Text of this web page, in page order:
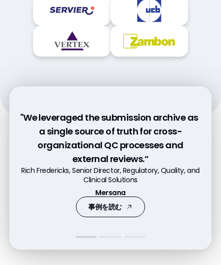
"We leveraged the submission archive as
a single source of truth for cross-
organizational QC processes and
external reviews.”
Rich Fredericks, Senior Director, Regulatory, Quality, and
Clinical Solutions
Mersana
事例を読む
"This [Vault Quality to RIM Connection]
has significantly reduced the time
required to perform regional impact
assessments."
Juhi Saxena, Associate Director of Regulatory
and Clinical Platforms
Moderna
事例を読む
"This forward-looking strategy is going to
make our Veeva RIM investment an asset
for regulatory and other parts of the
company."
Vice President Regulatory Operations and Compliance
bluebird bio
事例を読む